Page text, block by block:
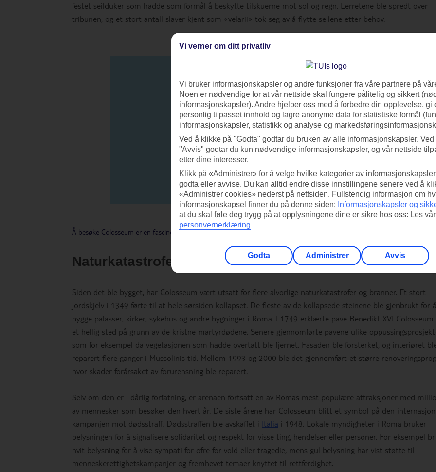
festet seilduker som hadde som formål å beskytte tilskuerne mot sol og regn. Lerretene ble spredt over
tribunen, og et stort antall slaver kjent som «velarii» tok seg av å flytte seilene etter behov.
Å besøke Colosseum er en fascinerende opplevelse!
Naturkatastrofer og bevaring
Siden det ble bygget, har Colosseum vært utsatt for flere alvorlige naturkatastrofer og branner. Et stort
jordskjelv i 1349 førte til at hele sørsiden kollapset. De fleste av de kollapsede steinene ble gjenbrukt for å
bygge palasser, kirker, sykehus og andre bygninger i Roma. I 1749 erklærte pave Benedikt XVI Colosseum
et hellig sted på grunn av de kristne martyrdødene. Senere gjennomførte pavene ulike
som for eksempel da vegetasjonen som hadde overtatt ble fjernet. Fasaden ble forsterket, og interiøret
reparert flere ganger i Mussolinis tid. Mellom 1993 og 2000 ble det gjennomført et større
hvor skader forårsaket av forurensning ble reparert.
Selv om den er i dårlig forfatning, er arenaen fortsatt en av Romas mest populære attraksjoner med
av mennesker som besøker den hvert år. De siste årene har Colosseum blitt et symbol på den
kampanjen mot dødsstraff. Dødsstraffen ble avskaffet i Italia i 1948. Lokale myndigheter i Roma bruker
belysningen for å signalisere solidaritet og respekt for visse ting, hendelser eller personer. For eksempel
hvit belysning for å vise sympati for ofre for vold eller tragedie, mens gul belysning har vist støtte til
menneskerettighetskampanjer og fremhevet temaer knyttet til rettferdighet.
Vi verner om ditt privatliv
Vi bruker informasjonskapsler og andre funksjoner fra våre partnere på
Noen er nødvendige for at vår nettside skal fungere pålitelig og sikkert
informasjonskapsler). Andre hjelper oss med å forbedre din opplevelse, gi
personlig tilpasset innhold og lagre anonyme data for statistiske formål
informasjonskapsler, statistikk og analyse og
Ved å klikke på "Godta" godtar du bruken av alle informasjonskapsler.
"Avvis" godtar du kun nødvendige informasjonskapsler, og vår nettside
etter dine interesser.
Klikk på «Administrer» for å velge hvilke kategorier av
godta eller avvise. Du kan alltid endre disse innstillingene senere ved å
«Administrer cookies» nederst på nettsiden. Fullstendig informasjon om
informasjonskapsel finner du på denne siden: Informasjonskapsler og
at du skal føle deg trygg på at opplysningene dine er sikre hos oss: Les vår
personvernerklæring.
Godta Administrer Avvis